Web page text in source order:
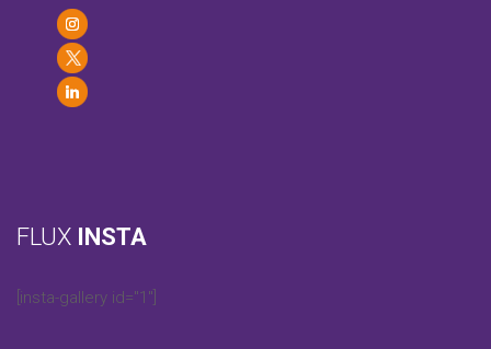
FLUX INSTA
[insta-gallery id="1"]